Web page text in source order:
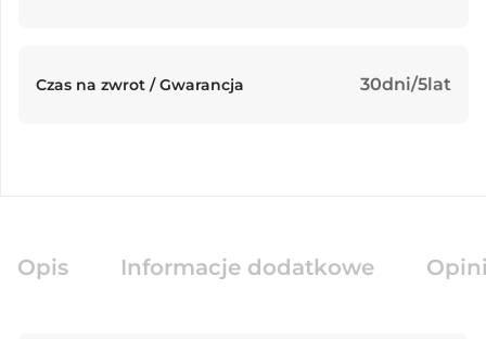
Czas na zwrot / Gwarancja 30dni/5lat
Opis Informacje dodatkowe